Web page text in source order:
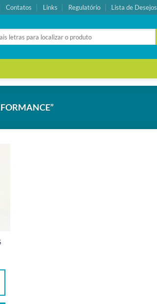
Contatos Links Regulatório Lista de Desejos